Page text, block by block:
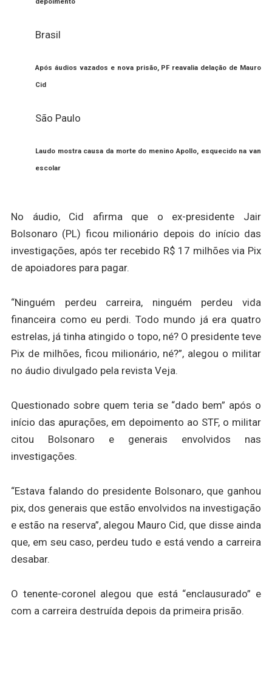
Brasil
Após áudios vazados e nova prisão, PF reavalia delação de Mauro
Cid
São Paulo
Laudo mostra causa da morte do menino Apollo, esquecido na van
escolar
No áudio, Cid afirma que o ex-presidente Jair
Bolsonaro (PL) ficou milionário depois do início das
investigações, após ter recebido R$ 17 milhões via Pix
de apoiadores para pagar.
“Ninguém perdeu carreira, ninguém perdeu vida
financeira como eu perdi. Todo mundo já era quatro
estrelas, já tinha atingido o topo, né? O presidente teve
Pix de milhões, ficou milionário, né?”, alegou o militar
no áudio divulgado pela revista Veja.
Questionado sobre quem teria se “dado bem” após o
início das apurações, em depoimento ao STF, o militar
citou Bolsonaro e generais envolvidos nas
investigações.
“Estava falando do presidente Bolsonaro, que ganhou
pix, dos generais que estão envolvidos na investigação
e estão na reserva”, alegou Mauro Cid, que disse ainda
que, em seu caso, perdeu tudo e está vendo a carreira
desabar.
O tenente-coronel alegou que está “enclausurado” e
com a carreira destruída depois da primeira prisão.